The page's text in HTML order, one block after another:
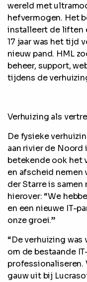
wereld met
hefvermogen. Het
installeert de liften
17 jaar was het tijd
nieuw pand. HML
beheer, support,
tijdens de
Verhuizing als
De fysieke
aan rivier de
betekende ook het
en afscheid nemen
der Starre is
hierover: “We
en een nieuwe IT-
onze groei.”
“De verhuizing
om de bestaande
professionaliseren.
gauw uit bij